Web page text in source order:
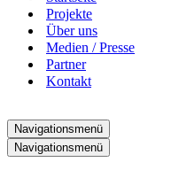
Projekte
Über uns
Medien / Presse
Partner
Kontakt
Navigationsmenü
Navigationsmenü